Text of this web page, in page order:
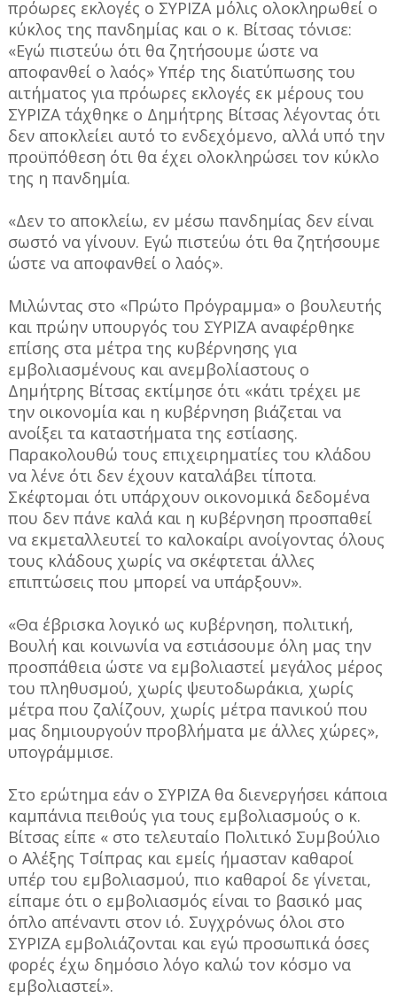
πρόωρες εκλογές ο ΣΥΡΙΖΑ μόλις ολοκληρωθεί ο
κύκλος της πανδημίας και ο κ. Βίτσας τόνισε:
«Εγώ πιστεύω ότι θα ζητήσουμε ώστε να
αποφανθεί ο λαός» Υπέρ της διατύπωσης του
αιτήματος για πρόωρες εκλογές εκ μέρους του
ΣΥΡΙΖΑ τάχθηκε ο Δημήτρης Βίτσας λέγοντας ότι
δεν αποκλείει αυτό το ενδεχόμενο, αλλά υπό την
προϋπόθεση ότι θα έχει ολοκληρώσει τον κύκλο
της η πανδημία.
«Δεν το αποκλείω, εν μέσω πανδημίας δεν είναι
σωστό να γίνουν. Εγώ πιστεύω ότι θα ζητήσουμε
ώστε να αποφανθεί ο λαός».
Μιλώντας στο «Πρώτο Πρόγραμμα» ο βουλευτής
και πρώην υπουργός του ΣΥΡΙΖΑ αναφέρθηκε
επίσης στα μέτρα της κυβέρνησης για
εμβολιασμένους και ανεμβολίαστους ο
Δημήτρης Βίτσας εκτίμησε ότι «κάτι τρέχει με
την οικονομία και η κυβέρνηση βιάζεται να
ανοίξει τα καταστήματα της εστίασης.
Παρακολουθώ τους επιχειρηματίες του κλάδου
να λένε ότι δεν έχουν καταλάβει τίποτα.
Σκέφτομαι ότι υπάρχουν οικονομικά δεδομένα
που δεν πάνε καλά και η κυβέρνηση προσπαθεί
να εκμεταλλευτεί το καλοκαίρι ανοίγοντας όλους
τους κλάδους χωρίς να σκέφτεται άλλες
επιπτώσεις που μπορεί να υπάρξουν».
«Θα έβρισκα λογικό ως κυβέρνηση, πολιτική,
Βουλή και κοινωνία να εστιάσουμε όλη μας την
προσπάθεια ώστε να εμβολιαστεί μεγάλος μέρος
του πληθυσμού, χωρίς ψευτοδωράκια, χωρίς
μέτρα που ζαλίζουν, χωρίς μέτρα πανικού που
μας δημιουργούν προβλήματα με άλλες χώρες»,
υπογράμμισε.
Στο ερώτημα εάν ο ΣΥΡΙΖΑ θα διενεργήσει κάποια
καμπάνια πειθούς για τους εμβολιασμούς ο κ.
Βίτσας είπε « στο τελευταίο Πολιτικό Συμβούλιο
ο Αλέξης Τσίπρας και εμείς ήμασταν καθαροί
υπέρ του εμβολιασμού, πιο καθαροί δε γίνεται,
είπαμε ότι ο εμβολιασμός είναι το βασικό μας
όπλο απέναντι στον ιό. Συγχρόνως όλοι στο
ΣΥΡΙΖΑ εμβολιάζονται και εγώ προσωπικά όσες
φορές έχω δημόσιο λόγο καλώ τον κόσμο να
εμβολιαστεί».